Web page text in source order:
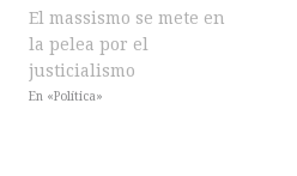
El massismo se mete en
la pelea por el
justicialismo
En «Política»